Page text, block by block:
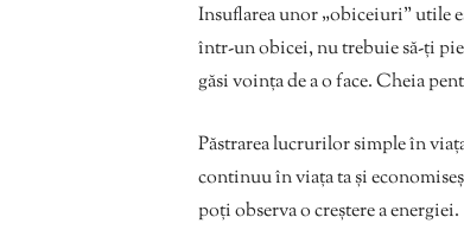
Insuflarea unor „obiceiuri” utile
într-un obicei, nu trebuie să-ți
găsi voința de a o face. Cheia
Păstrarea lucrurilor simple în
continuu în viața ta și
poți observa o creștere a energiei.